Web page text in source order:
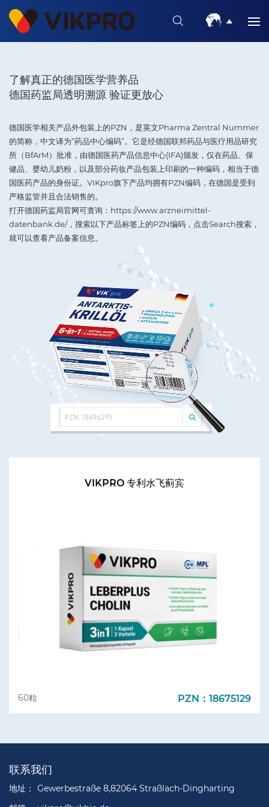
了解真正的德国医学营养品
德国药监局透明溯源 验证更放心
德国医学相关产品外包装上的PZN，是英文Pharma Zentral Nummer
的简称，中文译为“药品中心编码”。它是经德国联邦药品与医疗用品研究
所（BfArM）批准，由德国医药产品信息中心(IFA)颁发，仅在药品、保
健品、婴幼儿奶粉，以及部分药妆产品包装上印刷的一种编码，相当于德
国医药产品的身份证。VIKpro旗下产品均拥有PZN编码，在德国是受到
严格监管并且合法销售的。
打开德国药监局官网可查询：https://www.arzneimittel-
datenbank.de/，搜索以下产品标签上的PZN编码，点击Search搜索，
就可以查看产品备案信息。
VIKPRO 专利水飞蓟宾
60粒 PZN：18675129
联系我们
地址： Gewerbestraße 8,82064 Straßlach-Dingharting